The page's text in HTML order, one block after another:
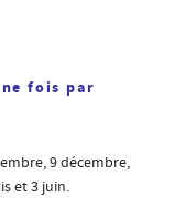
fois par
9 décembre,
et 3 juin.